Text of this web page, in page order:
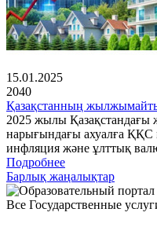
15.01.2025
2040
Қазақстанның
2025 жылы
нарығындағы ахуалға ҚҚС
инфляция және ұлттық
Подробнее
Барлық жаңалықтар
Все Государственные